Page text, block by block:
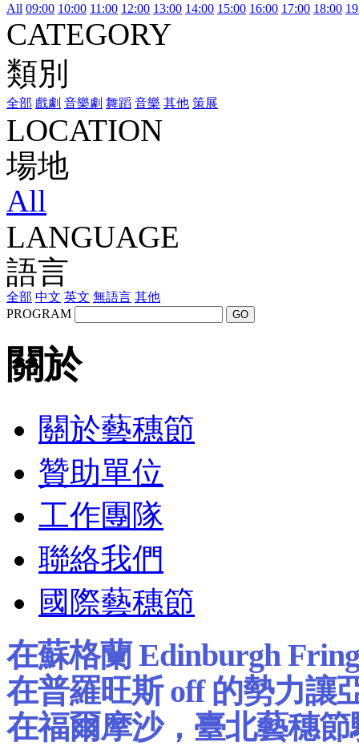
All 09:00 10:00 11:00 12:00 13:00 14:00 15:00 16:00 17:00 18:00
CATEGORY
類別
全部 戲劇 音樂劇 舞蹈 音樂 其他 策展
LOCATION
場地
All
LANGUAGE
語言
全部 中文 英文 無語言 其他
PROGRAM
GO
關於
關於藝穗節
贊助單位
工作團隊
聯絡我們
國際藝穗節
在蘇格蘭 Edinburgh
在普羅旺斯 off 的勢力讓
在福爾摩沙，臺北藝穗